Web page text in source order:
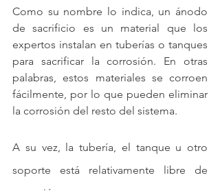
Como su nombre lo indica, un ánodo
de sacrificio es un material que los
expertos instalan en tuberías o tanques
para sacrificar la corrosión. En otras
palabras, estos materiales se corroen
fácilmente, por lo que pueden eliminar
la corrosión del resto del sistema.
A su vez, la tubería, el tanque u otro
soporte está relativamente libre de